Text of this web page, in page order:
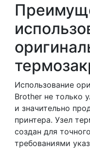
Использование
Brother не только
и значительно
принтера. Узел
создан для
требованиями